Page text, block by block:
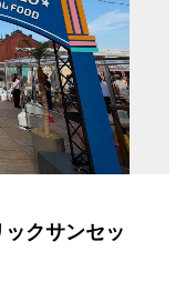
クサンセッ